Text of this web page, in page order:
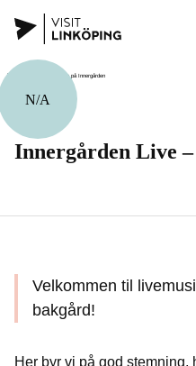
N/A
Innergården Live
Velkommen til
bakgård!
Her byr vi på god